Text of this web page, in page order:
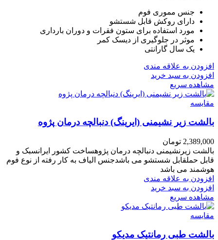
جنس مموری فوم
دارای روکش قابل شستشو
مورد استفاده برای ستون فقرات و دوران بارداری
موثر در جلوگیری از دیسک کمر
یک سال گارانتی
افزودن به علاقه مندی
افزودن به سبد خرید
مشاهده سریع
مقایسه
بالشت زیر نشیمنی (ایرینگ) دنبالچه درمان پژوه
2,389,000 تومان
بالشت زیرنشیمنی دنبالچه درمان پژوهساخت کشور ایرانسبک و
قابل حملقابل شستشو می باشدجنس الیاف به کار رفته از نوع فوم
هوشمند می باشد
افزودن به علاقه مندی
افزودن به سبد خرید
مشاهده سریع
مقایسه
بالشت طبی رمانتیک مدیکو